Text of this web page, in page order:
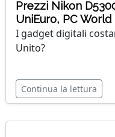
Prezzi Nikon
UniEuro, PC World
I gadget digitali
Unito?
Continua la lettura